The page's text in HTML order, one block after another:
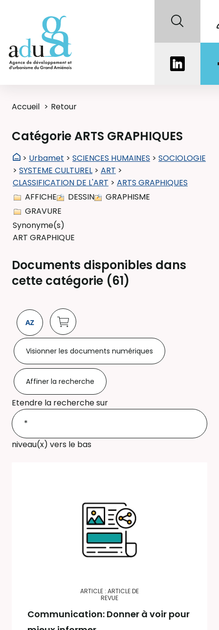
Accueil Retour
Catégorie ARTS GRAPHIQUES
> Urbamet > SCIENCES HUMAINES > SOCIOLOGIE
> SYSTEME CULTUREL > ART >
CLASSIFICATION DE L'ART > ARTS GRAPHIQUES
AFFICHE
DESSIN
GRAPHISME
GRAVURE
Synonyme(s)
ART GRAPHIQUE
Documents disponibles dans
cette catégorie (61)
Visionner les documents numériques
Affiner la recherche
Etendre la recherche sur
niveau(x) vers le bas
ARTICLE : ARTICLE DE
REVUE
Communication: Donner à voir pour